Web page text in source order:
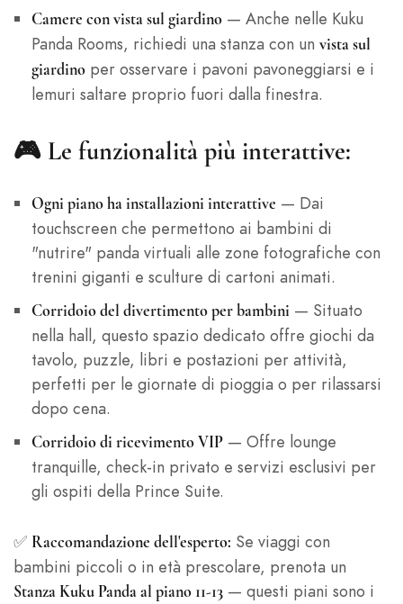
Camere con vista sul giardino— Anche nelle Kuku
Panda Rooms, richiedi una stanza con un vista sul
giardinoper osservare i pavoni pavoneggiarsi e i
lemuri saltare proprio fuori dalla finestra.
🎮 Le funzionalità più interattive:
Ogni piano ha installazioni interattive — Dai
touchscreen che permettono ai bambini di
"nutrire" panda virtuali alle zone fotografiche con
trenini giganti e sculture di cartoni animati.
Corridoio del divertimento per bambini — Situato
nella hall, questo spazio dedicato offre giochi da
tavolo, puzzle, libri e postazioni per attività,
perfetti per le giornate di pioggia o per rilassarsi
dopo cena.
Corridoio di ricevimento VIP— Offre lounge
tranquille, check-in privato e servizi esclusivi per
gli ospiti della Prince Suite.
✅ Raccomandazione dell'esperto: Se viaggi con
bambini piccoli o in età prescolare, prenota un
Stanza Kuku Panda al piano 11-13 — questi piani sono i